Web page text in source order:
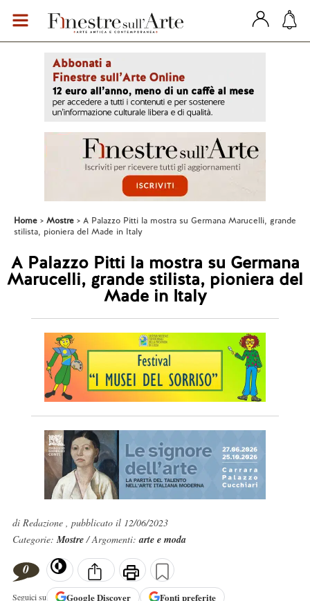
Home Mostre
A Palazzo Pitti la mostra su Germana Marucelli, grande
stilista, pioniera del Made in Italy
A Palazzo Pitti la mostra su Germana
Marucelli, grande stilista, pioniera del
Made in Italy
di Redazione , pubblicato il 12/06/2023
Categorie:Mostre/ Argomenti:arte e moda
0
Seguici su GoogleDiscover Fonti preferite